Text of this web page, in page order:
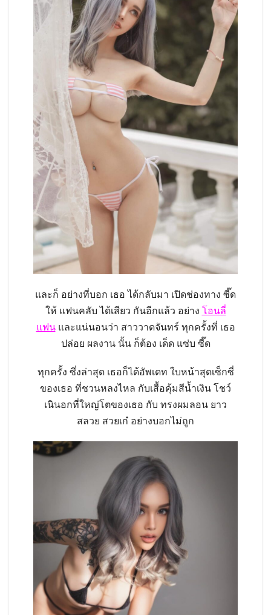
และก็ อย่างที่บอก เธอ ได้กลับมา เปิดช่องทาง ซี๊ด
ให้ แฟนคลับ ได้เสียว กันอีกแล้ว อย่าง โอนลี่
แฟน และแน่นอนว่า สาววาดจันทร์ ทุกครั้งที่ เธอ
ปล่อย ผลงาน นั้น ก็ต้อง เด็ด แซ่บ ซี๊ด
ทุกครั้ง ซึ่งล่าสุด เธอก็ได้อัพเดท ใบหน้าสุดเซ็กซี่
ของเธอ ที่ชวนหลงไหล กับเสื้อคุ้มสีน้ำเงิน โชว์
เนินอกที่ใหญ่โตของเธอ กับ ทรงผมลอน ยาว
สลวย สวยเก๋ อย่างบอกไม่ถูก